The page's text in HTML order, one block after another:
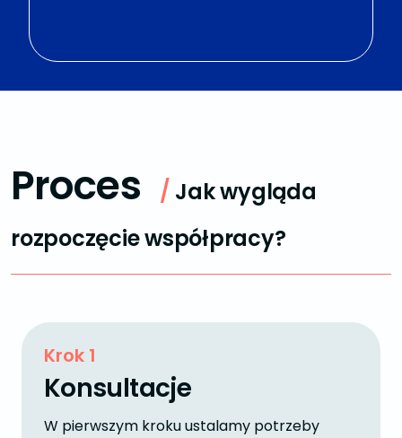
Proces / Jak wygląda
rozpoczęcie współpracy?
Krok 1
Konsultacje
W pierwszym kroku ustalamy potrzeby